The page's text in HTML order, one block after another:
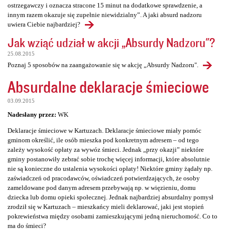
ostrzegawczy i oznacza stracone 15 minut na dodatkowe sprawdzenie, a
innym razem okazuje się zupełnie niewidzialny”. A jaki absurd nadzoru
uwiera Ciebie najbardziej?
Jak wziąć udział w akcji „Absurdy Nadzoru"?
25.08.2015
Poznaj 5 sposobów na zaangażowanie się w akcję „Absurdy Nadzoru".
Absurdalne deklaracje śmieciowe
03.09.2015
Nadesłany przez: WK
Deklaracje śmieciowe w Kartuzach. Deklaracje śmieciowe miały pomóc
gminom określić, ile osób mieszka pod konkretnym adresem – od tego
zależy wysokość opłaty za wywóz śmieci. Jednak „przy okazji” niektóre
gminy postanowiły zebrać sobie trochę więcej informacji, które absolutnie
nie są konieczne do ustalenia wysokości opłaty! Niektóre gminy żądały np.
zaświadczeń od pracodawców, oświadczeń potwierdzających, że osoby
zameldowane pod danym adresem przebywają np. w więzieniu, domu
dziecka lub domu opieki społecznej. Jednak najbardziej absurdalny pomysł
zrodził się w Kartuzach – mieszkańcy mieli deklarować, jaki jest stopień
pokrewieństwa między osobami zamieszkującymi jedną nieruchomość. Co to
ma do śmieci?